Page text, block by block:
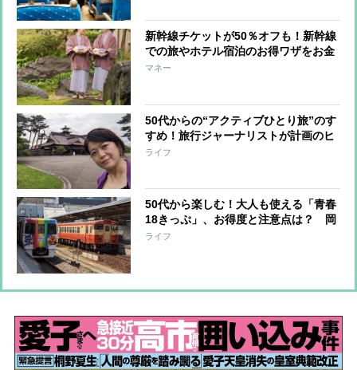
新幹線チケットが50％オフも！新幹線
での旅やホテル宿泊のお得ワザをお金
のプロが伝授
マネー
50代からの“アクティブひとり旅”のす
すめ！旅行ジャーナリストが計画のヒ
ント＆おすすめ宿を紹介
ライフ
50代から楽しむ！大人も使える「青春
18きっぷ」、お得度と注意点は？ 岡
山＆香川への3泊4日旅で使ってみた
ライフ